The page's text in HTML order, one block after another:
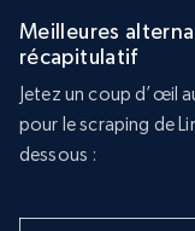
Meilleures
récapitulatif
Jetez un coup d’œil
pour le scraping de
dessous :